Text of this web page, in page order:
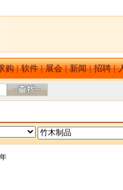
购|软件|展会|新闻|招聘|
年